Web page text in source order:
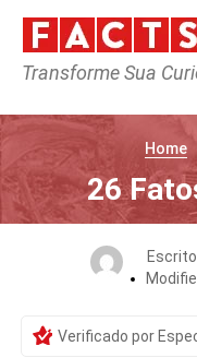
Transforme Sua
Home
26
Verificado por